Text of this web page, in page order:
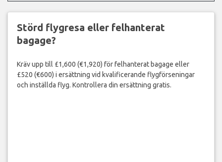
Störd flygresa eller felhanterat
bagage?
Kräv upp till £1,600 (€1,920) för felhanterat bagage eller
£520 (€600) i ersättning vid kvalificerande flygförseningar
och inställda flyg. Kontrollera din ersättning gratis.